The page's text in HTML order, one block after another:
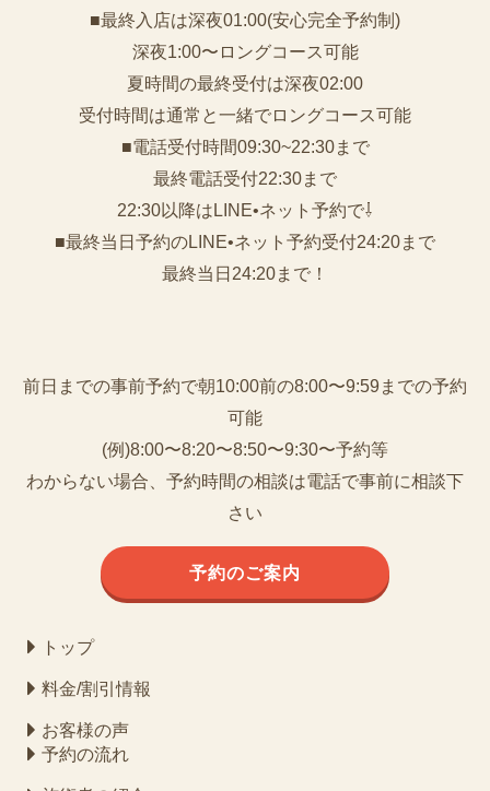
■最終入店は深夜01:00(安心完全予約制)
深夜1:00〜ロングコース可能
夏時間の最終受付は深夜02:00
受付時間は通常と一緒でロングコース可能
■電話受付時間09:30~22:30まで
️最終電話受付22:30まで
22:30以降はLINE•ネット予約で⇩
■最終当日予約のLINE•ネット予約受付24:20まで
最終当日24:20まで！
前日までの事前予約で朝10:00前の8:00〜9:59までの予約
可能
(例)8:00〜8:20〜8:50〜9:30〜予約等
わからない場合、予約時間の相談は電話で事前に相談下
さい
予約のご案内
トップ
料金/割引情報
お客様の声
予約の流れ